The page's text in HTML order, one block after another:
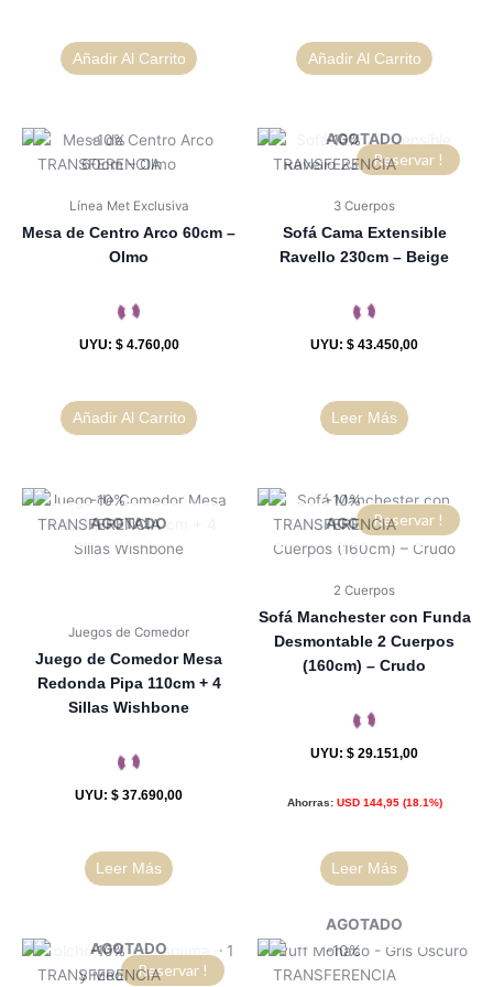
Añadir Al Carrito Añadir Al Carrito
Línea Met Exclusiva
Mesa de Centro Arco 60cm –
Olmo
UYU: $ 4.760,00
Añadir Al Carrito
Reservar !
AGOTADO
3 Cuerpos
Sofá Cama Extensible
Ravello 230cm – Beige
UYU: $ 43.450,00
Leer Más
AGOTADO
Juegos de Comedor
Juego de Comedor Mesa
Redonda Pipa 110cm + 4
Sillas Wishbone
UYU: $ 37.690,00
Leer Más
Reservar !
AGOTADO
2 Cuerpos
Sofá Manchester con Funda
Desmontable 2 Cuerpos
(160cm) – Crudo
UYU: $ 29.151,00
Ahorras: USD144,95 (18.1%)
Leer Más
Reservar !
AGOTADO
AGOTADO